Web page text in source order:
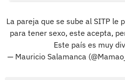
La pareja que se sube al SITP le
para tener sexo, este acepta,
Este país es muy
— Mauricio Salamanca